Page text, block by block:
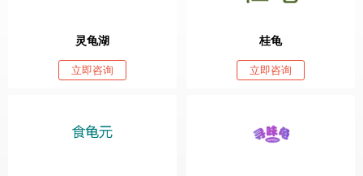
灵龟湖
立即咨询
桂龟
立即咨询